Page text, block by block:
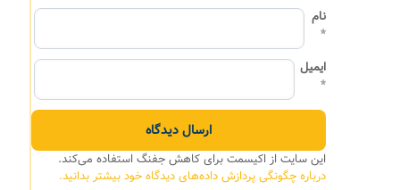
نام
*
ایمیل
*
این سایت از اکیسمت برای کاهش جفنگ استفاده می‌کند.
درباره چگونگی پردازش داده‌های دیدگاه خود بیشتر بدانید.